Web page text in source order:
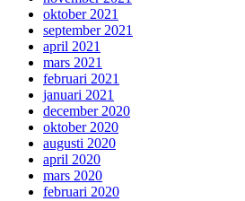
oktober 2021
september 2021
april 2021
mars 2021
februari 2021
januari 2021
december 2020
oktober 2020
augusti 2020
april 2020
mars 2020
februari 2020